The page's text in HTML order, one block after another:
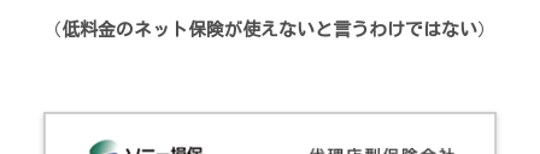
（ 低料金のネット保険が使えないと言うわけではない）